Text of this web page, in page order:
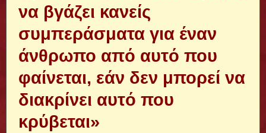
να βγάζει κανείς
συμπεράσματα για έναν
άνθρωπο από αυτό που
φαίνεται, εάν δεν μπορεί να
διακρίνει αυτό που
κρύβεται»